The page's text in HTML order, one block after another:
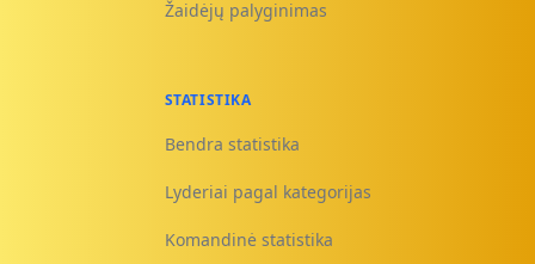
Žaidėjų palyginimas
STATISTIKA
Bendra statistika
Lyderiai pagal kategorijas
Komandinė statistika